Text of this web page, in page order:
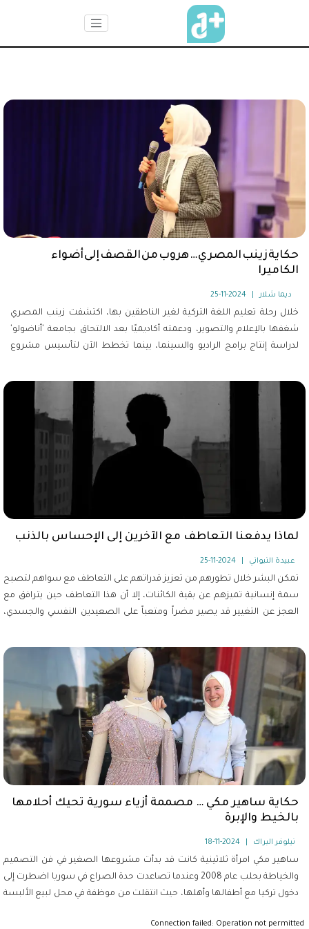
حكاية زينب المصري … هروب من القصف إلى أضواء
الكاميرا
ديما شلار 2024-11-25
خلال رحلة تعليم اللغة التركية لغير الناطقين بها، اكتشفت زينب المصري
شغفها بالإعلام والتصوير، ودعمته أكاديميًا بعد الالتحاق بجامعة 'أناضولو'
لدراسة إنتاج برامج الراديو والسينما، بينما تخطط الآن لتأسيس مشروع
لماذا يدفعنا التعاطف مع الآخرين إلى الإحساس بالذنب
عبيدة النبواني 2024-11-25
تمكن البشر خلال تطورهم من تعزيز قدراتهم على التعاطف مع سواهم لتصبح
سمة إنسانية تميزهم عن بقية الكائنات، إلا أن هذا التعاطف حين يترافق مع
العجز عن التغيير قد يصير مضراً ومتعباً على الصعيدين النفسي والجسدي،
حكاية ساهير مكي … مصممة أزياء سورية تحيك أحلامها
بالخيط والإبرة
نيلوفر البراك 2024-11-18
ساهير مكي امرأة ثلاثينية كانت قد بدأت مشروعها الصغير في فن التصميم
والخياطة بحلب عام 2008 وعندما تصاعدت حدة الصراع في سوريا اضطرت إلى
دخول تركيا مع أطفالها وأهلها، حيث انتقلت من موظفة في محل لبيع الألبسة
Connection failed: Operation not permitted